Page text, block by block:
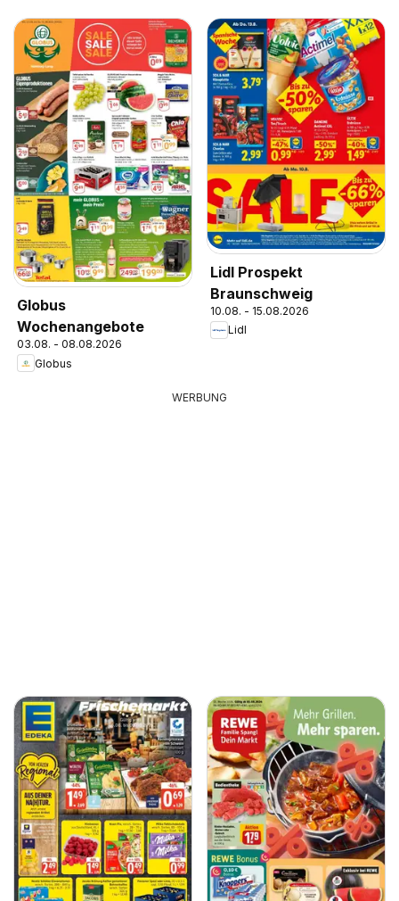
Globus
Wochenangebote
03.08. - 08.08.2026
Globus
Lidl Prospekt
Braunschweig
10.08. - 15.08.2026
Lidl
WERBUNG